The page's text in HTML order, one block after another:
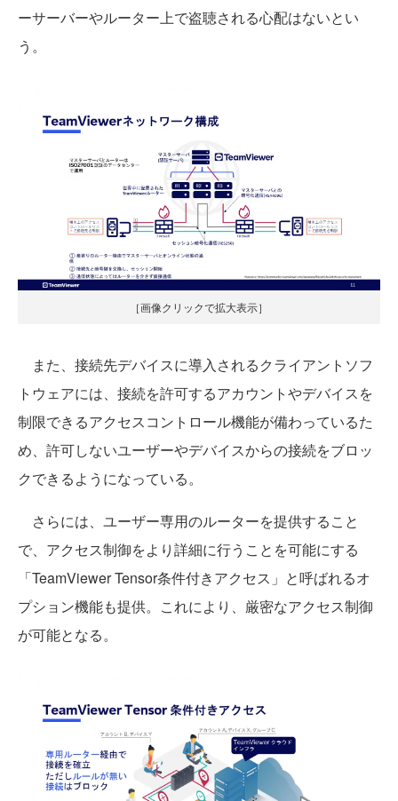
ーサーバーやルーター上で盗聴される心配はないとい
う。
［画像クリックで拡大表示］
また、接続先デバイスに導入されるクライアントソフ
トウェアには、接続を許可するアカウントやデバイスを
制限できるアクセスコントロール機能が備わっているた
め、許可しないユーザーやデバイスからの接続をブロッ
クできるようになっている。
さらには、ユーザー専用のルーターを提供すること
で、アクセス制御をより詳細に行うことを可能にする
「TeamViewer Tensor条件付きアクセス」と呼ばれるオ
プション機能も提供。これにより、厳密なアクセス制御
が可能となる。